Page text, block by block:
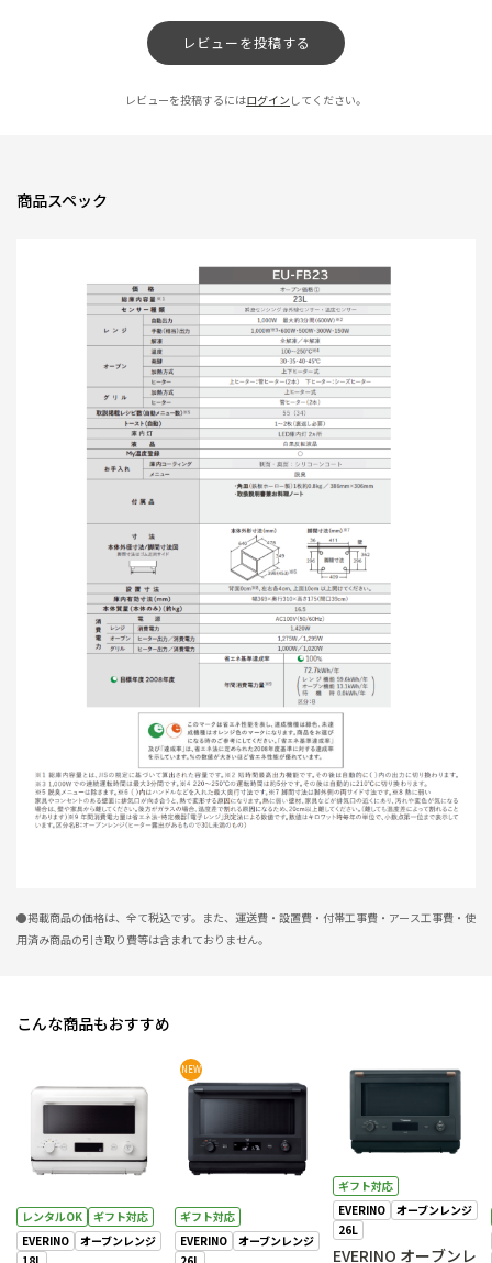
しちゃんとトーストも美味しく焼けました。
センサーが優秀なのか暖めムラとかも感じませんでした。お肉の解凍もバッ
すると思います。 なにげにレンジメニューが下に隠されているので文字が
0人が参考になっ
★
ニックネーム：20代 さん
まずデザインが愛らしいー！かわいい！その割にちゃんと大きい分、グリル
もしっかりできました。お菓子作りするのが楽しみ～
0人が参考になっ
投稿者
ZOJIRUSHIオーナーサービス会員
投稿日
2026/08/05 15:03:40
☆
ニックネーム：40代 さん
価格もほどほどでオーブンレンジとしてもの機能も必要十分だと思います。
高機能は求めていない人にとっては、ちょうどよいです。
電子レンジからの買い換えだったのでオーブンを利用したときの高温は気を
つけないといけないですね。
今までのようにレンジの上にものを置いたりはできないので片付け必須で
投稿者
ZOJIRUSHIオーナーサービス会員
投稿日
レビュー一覧
レビューを投稿する
レビューを投稿するにはログイン してください。
商品スペック
●掲載商品の価格は、全て税込です。また、運送費・設置費・付帯工事費・アース工事費・使
用済み商品の引き取り費等は含まれておりません。
こんな商品もおすすめ
レンタルOK
ギフト対応
EVERINO
オーブンレンジ
NEW
ギフト対応
EVERINO
オーブンレンジ
ギフト対応
EVERINO
オーブンレンジ
26L
EVERINO オーブンレ